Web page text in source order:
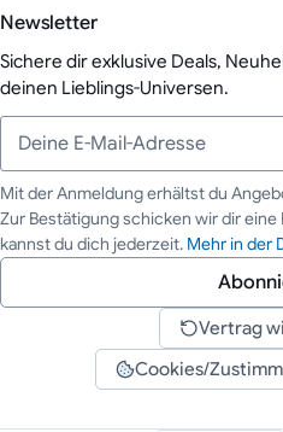
Newsletter
Sichere dir exklusive Deals,
deinen Lieblings-Universen.
Deine E-Mail-Adresse
Mit der Anmeldung erhältst du
Zur Bestätigung schicken wir dir
kannst du dich jederzeit. Mehr in der
Vertrag
Cookies/